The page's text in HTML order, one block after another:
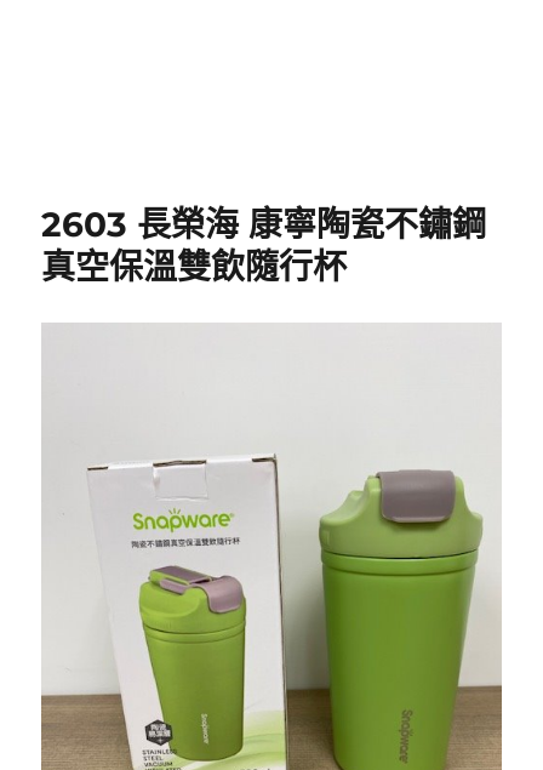
2603 長榮海 康寧陶瓷不鏽鋼
真空保溫雙飲隨行杯